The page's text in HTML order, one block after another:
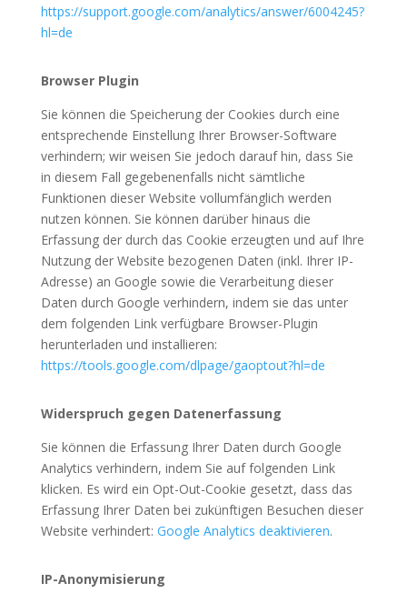
https://support.google.com/analytics/answer/6004245?
hl=de
Browser Plugin
Sie können die Speicherung der Cookies durch eine
entsprechende Einstellung Ihrer Browser-Software
verhindern; wir weisen Sie jedoch darauf hin, dass Sie
in diesem Fall gegebenenfalls nicht sämtliche
Funktionen dieser Website vollumfänglich werden
nutzen können. Sie können darüber hinaus die
Erfassung der durch das Cookie erzeugten und auf Ihre
Nutzung der Website bezogenen Daten (inkl. Ihrer IP-
Adresse) an Google sowie die Verarbeitung dieser
Daten durch Google verhindern, indem sie das unter
dem folgenden Link verfügbare Browser-Plugin
herunterladen und installieren:
https://tools.google.com/dlpage/gaoptout?hl=de
Widerspruch gegen Datenerfassung
Sie können die Erfassung Ihrer Daten durch Google
Analytics verhindern, indem Sie auf folgenden Link
klicken. Es wird ein Opt-Out-Cookie gesetzt, dass das
Erfassung Ihrer Daten bei zukünftigen Besuchen dieser
Website verhindert: Google Analytics deaktivieren.
IP-Anonymisierung